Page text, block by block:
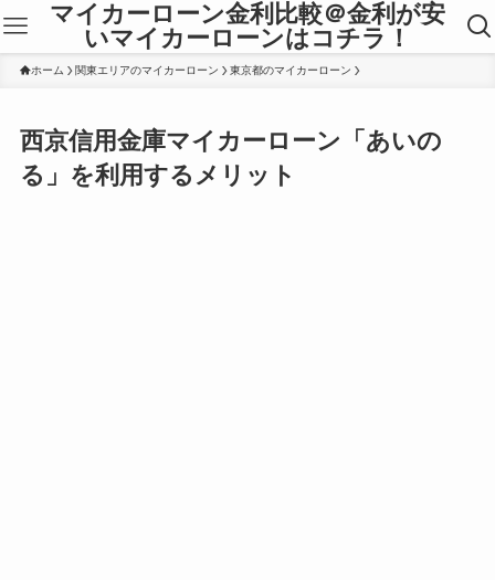
マイカーローン金利比較＠金利が安
いマイカーローンはコチラ！
ホーム 関東エリアのマイカーローン 東京都のマイカーローン
西京信用金庫マイカーローン「あいの
る」を利用するメリット